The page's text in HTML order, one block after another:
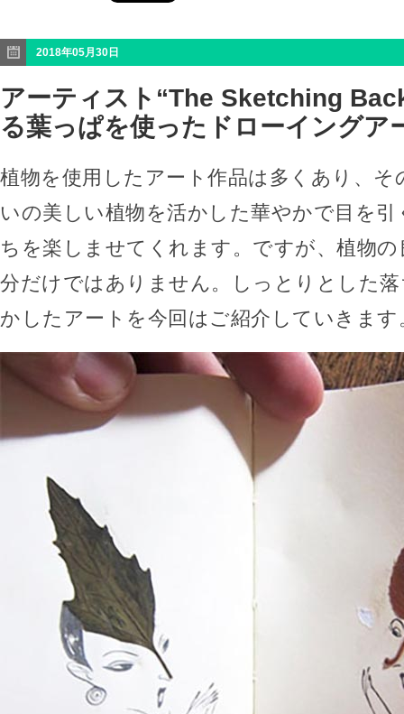
2018年05月30日
アーティスト“The Sketching
る葉っぱを使ったドローイングア
植物を使用したアート作品は多くあり、そ
いの美しい植物を活かした華やかで目を
ちを楽しませてくれます。ですが、植物
分だけではありません。しっとりとした
かしたアートを今回はご紹介していきます